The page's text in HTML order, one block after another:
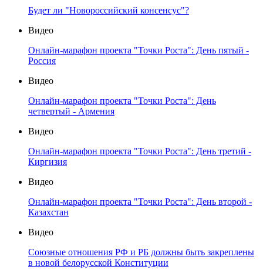
Будет ли "Новороссийский консенсус"?
Видео
Онлайн-марафон проекта "Точки Роста": День пятый -
Россия
Видео
Онлайн-марафон проекта "Точки Роста": День
четвертый - Армения
Видео
Онлайн-марафон проекта "Точки Роста": День третий -
Киргизия
Видео
Онлайн-марафон проекта "Точки Роста": День второй -
Казахстан
Видео
Союзные отношения РФ и РБ должны быть закреплены
в новой белорусской Конституции